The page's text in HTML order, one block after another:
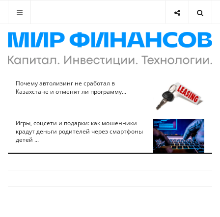
Почему автолизинг не сработал в
Казахстане и отменят ли программу...
Игры, соцсети и подарки: как мошенники
крадут деньги родителей через смартфоны
детей ...